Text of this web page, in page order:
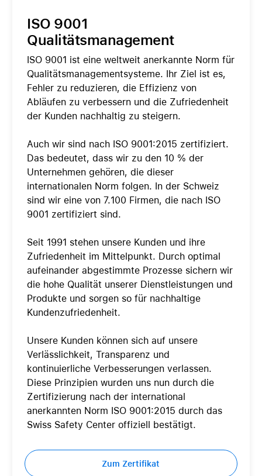
ISO 9001
Qualitätsmanagement
ISO 9001 ist eine weltweit anerkannte Norm für
Qualitätsmanagementsysteme. Ihr Ziel ist es,
Fehler zu reduzieren, die Effizienz von
Abläufen zu verbessern und die Zufriedenheit
der Kunden nachhaltig zu steigern.
Auch wir sind nach ISO 9001:2015 zertifiziert.
Das bedeutet, dass wir zu den 10 % der
Unternehmen gehören, die dieser
internationalen Norm folgen. In der Schweiz
sind wir eine von 7.100 Firmen, die nach ISO
9001 zertifiziert sind.
Seit 1991 stehen unsere Kunden und ihre
Zufriedenheit im Mittelpunkt. Durch optimal
aufeinander abgestimmte Prozesse sichern wir
die hohe Qualität unserer Dienstleistungen und
Produkte und sorgen so für nachhaltige
Kundenzufriedenheit.
Unsere Kunden können sich auf unsere
Verlässlichkeit, Transparenz und
kontinuierliche Verbesserungen verlassen.
Diese Prinzipien wurden uns nun durch die
Zertifizierung nach der international
anerkannten Norm ISO 9001:2015 durch das
Swiss Safety Center offiziell bestätigt.
Zum Zertifikat